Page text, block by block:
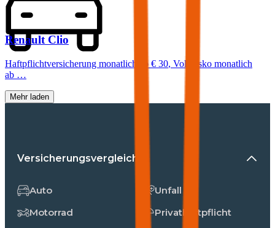
Renault Clio
Haftpflichtversicherung monatlich ab € 30, Vollkasko monatlich
ab …
Mehr laden
Versicherungsvergleiche
Auto
Motorrad
Unfall
Privathaftpflicht